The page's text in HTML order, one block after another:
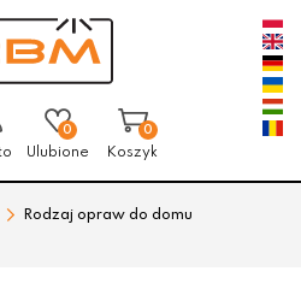
0
Ulubione
0
Koszyk
Rodzaj opraw do domu